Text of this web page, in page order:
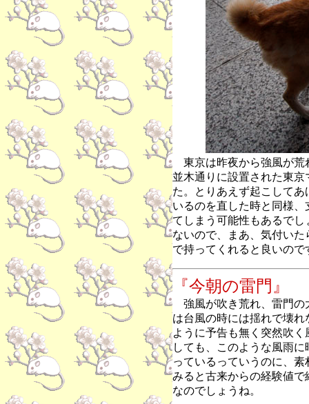
東京は昨夜から強風が荒
並木通りに設置された東
た。とりあえず起こして
いるのを直した時と同様
てしまう可能性もあるで
ないので、まあ、気付い
で持ってくれると良いので
『今朝の雷門』
強風が吹き荒れ、雷門の
は台風の時には揺れで壊
ように予告も無く突然吹
しても、このような風雨
っているっていうのに、
みると古来からの経験値
なのでしょうね。